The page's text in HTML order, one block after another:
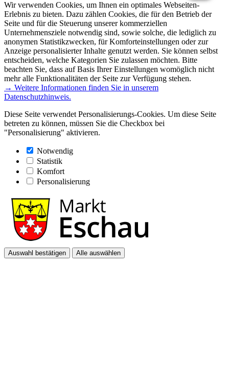
Wir verwenden Cookies, um Ihnen ein optimales Webseiten-
Erlebnis zu bieten. Dazu zählen Cookies, die für den Betrieb der
Seite und für die Steuerung unserer kommerziellen
Unternehmensziele notwendig sind, sowie solche, die lediglich zu
anonymen Statistikzwecken, für Komforteinstellungen oder zur
Anzeige personalisierter Inhalte genutzt werden. Sie können selbst
entscheiden, welche Kategorien Sie zulassen möchten. Bitte
beachten Sie, dass auf Basis Ihrer Einstellungen womöglich nicht
mehr alle Funktionalitäten der Seite zur Verfügung stehen.
→ Weitere Informationen finden Sie in unserem
Datenschutzhinweis.
Diese Seite verwendet Personalisierungs-Cookies. Um diese Seite
betreten zu können, müssen Sie die Checkbox bei
"Personalisierung" aktivieren.
Notwendig
Statistik
Komfort
Personalisierung
Auswahl bestätigen Alle auswählen